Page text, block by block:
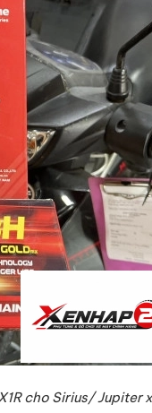
cho Sirius/ Jupiter